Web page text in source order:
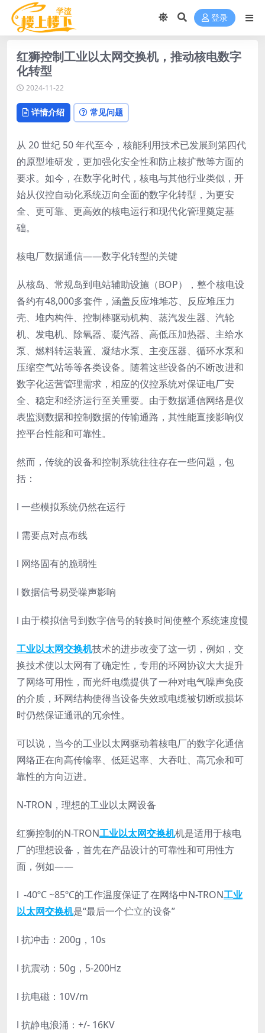
登录
红狮控制工业以太网交换机，推动核电数字
化转型
2024-11-22
详情介绍 常见问题
从 20 世纪 50 年代至今，核能利用技术已发展到第四代
的原型堆研发，更加强化安全性和防止核扩散等方面的
要求。如今，在数字化时代，核电与其他行业类似，开
始从仪控自动化系统迈向全面的数字化转型，为更安
全、更可靠、更高效的核电运行和现代化管理奠定基
础。
核电厂数据通信——数字化转型的关键
从核岛、常规岛到电站辅助设施（BOP），整个核电设
备约有48,000多套件，涵盖反应堆堆芯、反应堆压力
壳、堆内构件、控制棒驱动机构、蒸汽发生器、汽轮
机、发电机、除氧器、凝汽器、高低压加热器、主给水
泵、燃料转运装置、凝结水泵、主变压器、循环水泵和
压缩空气站等等各类设备。随着这些设备的不断改进和
数字化运营管理需求，相应的仪控系统对保证电厂安
全、稳定和经济运行至关重要。由于数据通信网络是仪
表监测数据和控制数据的传输通路，其性能直接影响仪
控平台性能和可靠性。
然而，传统的设备和控制系统往往存在一些问题，包
括：
l 一些模拟系统仍然在运行
l 需要点对点布线
l 网络固有的脆弱性
l 数据信号易受噪声影响
l 由于模拟信号到数字信号的转换时间使整个系统速度慢
工业以太网交换机技术的进步改变了这一切，例如，交
换技术使以太网有了确定性，专用的环网协议大大提升
了网络可用性，而光纤电缆提供了一种对电气噪声免疫
的介质，环网结构使得当设备失效或电缆被切断或损坏
时仍然保证通讯的冗余性。
可以说，当今的工业以太网驱动着核电厂的数字化通信
网络正在向高传输率、低延迟率、大吞吐、高冗余和可
靠性的方向迈进。
N-TRON，理想的工业以太网设备
红狮控制的N-TRON工业以太网交换机机是适用于核电
厂的理想设备，首先在产品设计的可靠性和可用性方
面，例如——
l -40ºC ~85ºC的工作温度保证了在网络中N-TRON工业
以太网交换机是“最后一个伫立的设备”
l 抗冲击：200g，10s
l 抗震动：50g，5-200Hz
l 抗电磁：10V/m
l 抗静电浪涌：+/- 16KV